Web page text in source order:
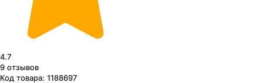
4.7
9 отзывов
Код товара: 1188697